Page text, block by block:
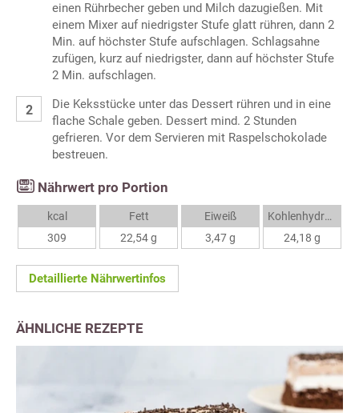
einen Rührbecher geben und Milch dazugießen. Mit
einem Mixer auf niedrigster Stufe glatt rühren, dann 2
Min. auf höchster Stufe aufschlagen. Schlagsahne
zufügen, kurz auf niedrigster, dann auf höchster Stufe
2 Min. aufschlagen.
Die Keksstücke unter das Dessert rühren und in eine
flache Schale geben. Dessert mind. 2 Stunden
gefrieren. Vor dem Servieren mit Raspelschokolade
bestreuen.
Nährwert pro Portion
kcal
309
Fett
22,54 g
Eiweiß
3,47 g
Kohlenhydrate
24,18 g
Detaillierte Nährwertinfos
ÄHNLICHE REZEPTE